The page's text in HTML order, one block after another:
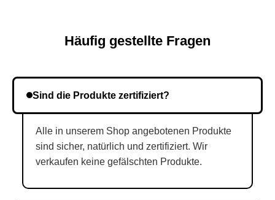
Häufig gestellte Fragen
Sind die Produkte zertifiziert?
Alle in unserem Shop angebotenen Produkte
sind sicher, natürlich und zertifiziert. Wir
verkaufen keine gefälschten Produkte.